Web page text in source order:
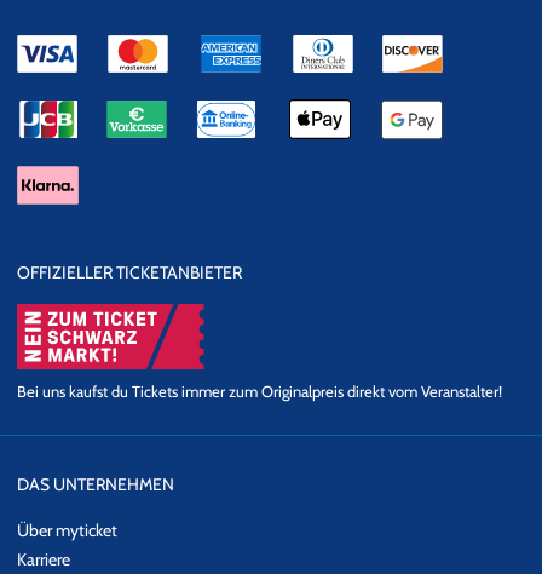
OFFIZIELLER TICKETANBIETER
Bei uns kaufst du Tickets immer zum Originalpreis direkt vom Veranstalter!
DAS UNTERNEHMEN
Über myticket
Karriere